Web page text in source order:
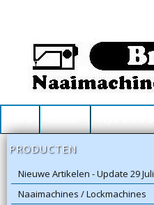
PRODUCTEN
Nieuwe Artikelen - Update 29 Juli
Naaimachines / Lockmachines